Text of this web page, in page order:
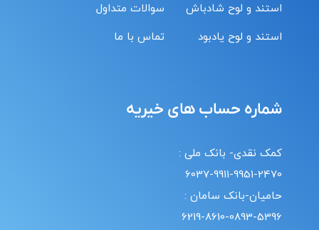
استند و لوح شادباش
استند و لوح یادبود
سوالات متداول
تماس با ما
شماره حساب های خیریه
کمک نقدی- بانک ملی :
6037-9911-9951-2470
حامیان-بانک سامان :
6219-8610-0893-5396